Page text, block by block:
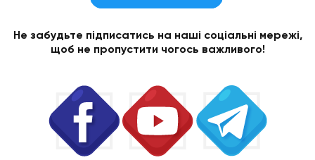
Не забудьте підписатись на наші соціальні мережі,
щоб не пропустити чогось важливого!